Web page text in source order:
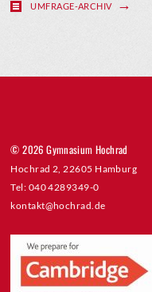
UMFRAGE-ARCHIV
© 2026 Gymnasium Hochrad
Hochrad 2, 22605 Hamburg
Tel: 040 4289349-0
kontakt@hochrad.de